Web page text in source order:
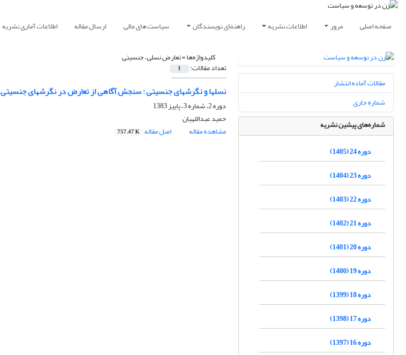
صفحه اصلی مرور اطلاعات نشریه راهنمای نویسندگان سیاست های مالی ارسال مقاله اطلاعات آماری نشریه
کلیدواژه‌ها =تعارض نسلی – جنسیتی
تعداد مقالات: 1
نسلها و نگرشهای جنسیتی : سنجش آگاهی از تعارض در نگرشهای جنسیتی
دوره 2، شماره 3، پاییز 1383
حمید عبداللهیان
مشاهده مقاله
اصل مقاله 757.47 K
مقالات آماده انتشار
شماره جاری
شماره‌های پیشین نشریه
دوره 24 (1405)
دوره 23 (1404)
دوره 22 (1403)
دوره 21 (1402)
دوره 20 (1401)
دوره 19 (1400)
دوره 18 (1399)
دوره 17 (1398)
دوره 16 (1397)